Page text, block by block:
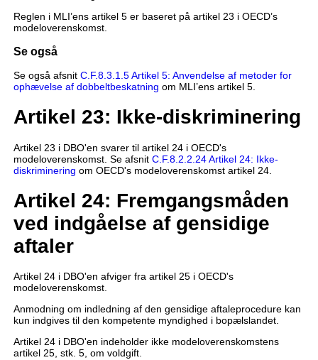
Reglen i MLI’ens artikel 5 er baseret på artikel 23 i OECD’s
modeloverenskomst.
Se også
Se også afsnit C.F.8.3.1.5 Artikel 5: Anvendelse af metoder for
ophævelse af dobbeltbeskatning om MLI’ens artikel 5.
Artikel 23: Ikke-diskriminering
Artikel 23 i DBO'en svarer til artikel 24 i OECD's
modeloverenskomst. Se afsnit C.F.8.2.2.24 Artikel 24: Ikke-
diskriminering om OECD's modeloverenskomst artikel 24.
Artikel 24: Fremgangsmåden
ved indgåelse af gensidige
aftaler
Artikel 24 i DBO'en afviger fra artikel 25 i OECD's
modeloverenskomst.
Anmodning om indledning af den gensidige aftaleprocedure kan
kun indgives til den kompetente myndighed i bopælslandet.
Artikel 24 i DBO'en indeholder ikke modeloverenskomstens
artikel 25, stk. 5, om voldgift.